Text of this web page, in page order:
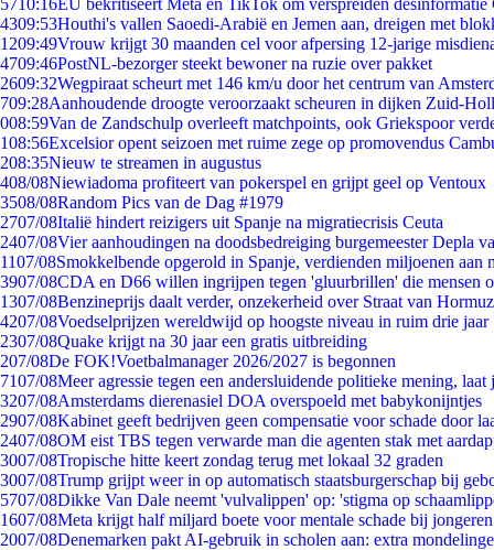
5710:16EU bekritiseert Meta en TikTok om verspreiden desinformatie
4309:53Houthi's vallen Saoedi-Arabië en Jemen aan, dreigen met
1209:49Vrouw krijgt 30 maanden cel voor afpersing 12-jarige
4709:46PostNL-bezorger steekt bewoner na ruzie over pakket
2609:32Wegpiraat scheurt met 146 km/u door het centrum van
709:28Aanhoudende droogte veroorzaakt scheuren in dijken Zuid-
008:59Van de Zandschulp overleeft matchpoints, ook Griekspoor
108:56Excelsior opent seizoen met ruime zege op promovendus
208:35Nieuw te streamen in augustus
408/08Niewiadoma profiteert van pokerspel en grijpt geel op Ventoux
3508/08Random Pics van de Dag #1979
2707/08Italië hindert reizigers uit Spanje na migratiecrisis Ceuta
2407/08Vier aanhoudingen na doodsbedreiging burgemeester Depla
1107/08Smokkelbende opgerold in Spanje, verdienden miljoenen aan
3907/08CDA en D66 willen ingrijpen tegen 'gluurbrillen' die mensen
1307/08Benzineprijs daalt verder, onzekerheid over Straat van
4207/08Voedselprijzen wereldwijd op hoogste niveau in ruim drie jaar
2307/08Quake krijgt na 30 jaar een gratis uitbreiding
207/08De FOK!Voetbalmanager 2026/2027 is begonnen
7107/08Meer agressie tegen een andersluidende politieke mening,
3207/08Amsterdams dierenasiel DOA overspoeld met babykonijntjes
2907/08Kabinet geeft bedrijven geen compensatie voor schade door
2407/08OM eist TBS tegen verwarde man die agenten stak met
3007/08Tropische hitte keert zondag terug met lokaal 32 graden
3007/08Trump grijpt weer in op automatisch staatsburgerschap bij
5707/08Dikke Van Dale neemt 'vulvalippen' op: 'stigma op
1607/08Meta krijgt half miljard boete voor mentale schade bij jongeren
2007/08Denemarken pakt AI-gebruik in scholen aan: extra